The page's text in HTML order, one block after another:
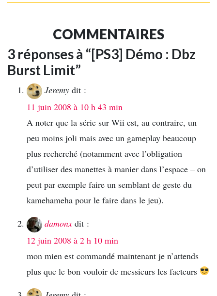
COMMENTAIRES
3 réponses à “[PS3] Démo : Dbz
Burst Limit”
Jeremy dit :
11 juin 2008 à 10 h 43 min
A noter que la série sur Wii est, au contraire, un
peu moins joli mais avec un gameplay beaucoup
plus recherché (notamment avec l’obligation
d’utiliser des manettes à manier dans l’espace – on
peut par exemple faire un semblant de geste du
kamehameha pour le faire dans le jeu).
damonx dit :
12 juin 2008 à 2 h 10 min
mon mien est commandé maintenant je n’attends
plus que le bon vouloir de messieurs les facteurs